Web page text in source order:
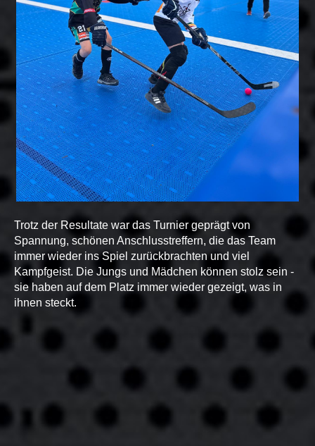
Trotz der Resultate war das Turnier geprägt von
Spannung, schönen Anschlusstreffern, die das Team
immer wieder ins Spiel zurückbrachten und viel
Kampfgeist. Die Jungs und Mädchen können stolz sein -
sie haben auf dem Platz immer wieder gezeigt, was in
ihnen steckt.